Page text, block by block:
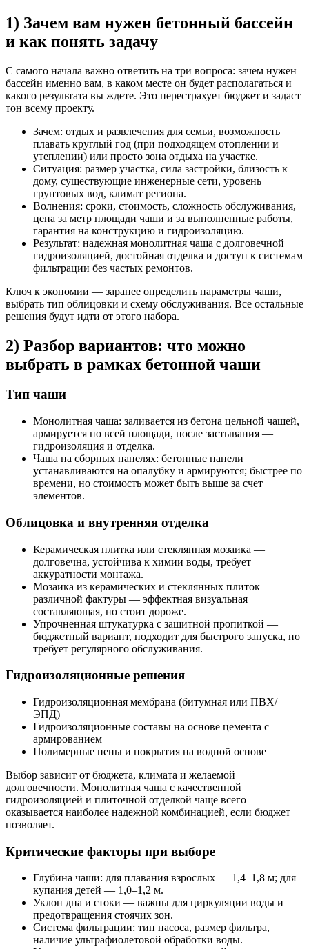
1) Зачем вам нужен бетонный бассейн
и как понять задачу
С самого начала важно ответить на три вопроса: зачем нужен
бассейн именно вам, в каком месте он будет располагаться и
какого результата вы ждете. Это перестрахует бюджет и задаст
тон всему проекту.
Зачем: отдых и развлечения для семьи, возможность
плавать круглый год (при подходящем отоплении и
утеплении) или просто зона отдыха на участке.
Ситуация: размер участка, сила застройки, близость к
дому, существующие инженерные сети, уровень
грунтовых вод, климат региона.
Волнения: сроки, стоимость, сложность обслуживания,
цена за метр площади чаши и за выполненные работы,
гарантия на конструкцию и гидроизоляцию.
Результат: надежная монолитная чаша с долговечной
гидроизоляцией, достойная отделка и доступ к системам
фильтрации без частых ремонтов.
Ключ к экономии — заранее определить параметры чаши,
выбрать тип облицовки и схему обслуживания. Все остальные
решения будут идти от этого набора.
2) Разбор вариантов: что можно
выбрать в рамках бетонной чаши
Тип чаши
Монолитная чашa: заливается из бетона цельной чашей,
армируется по всей площади, после застывания —
гидроизоляция и отделка.
Чаша на сборных панелях: бетонные панели
устанавливаются на опалубку и армируются; быстрее по
времени, но стоимость может быть выше за счет
элементов.
Облицовка и внутренняя отделка
Керамическая плитка или стеклянная мозаика —
долговечна, устойчива к химии воды, требует
аккуратности монтажа.
Мозаика из керамических и стеклянных плиток
различной фактуры — эффектная визуальная
составляющая, но стоит дороже.
Упрочненная штукатурка с защитной пропиткой —
бюджетный вариант, подходит для быстрого запуска, но
требует регулярного обслуживания.
Гидроизоляционные решения
Гидроизоляционная мембрана (битумная или ПВХ/
ЭПД)
Гидроизоляционные составы на основе цемента с
армированием
Полимерные пены и покрытия на водной основе
Выбор зависит от бюджета, климата и желаемой
долговечности. Монолитная чаша с качественной
гидроизоляцией и плиточной отделкой чаще всего
оказывается наиболее надежной комбинацией, если бюджет
позволяет.
Критические факторы при выборе
Глубина чаши: для плавания взрослых — 1,4–1,8 м; для
купания детей — 1,0–1,2 м.
Уклон дна и стоки — важны для циркуляции воды и
предотвращения стоячих зон.
Система фильтрации: тип насоса, размер фильтра,
наличие ультрафиолетовой обработки воды.